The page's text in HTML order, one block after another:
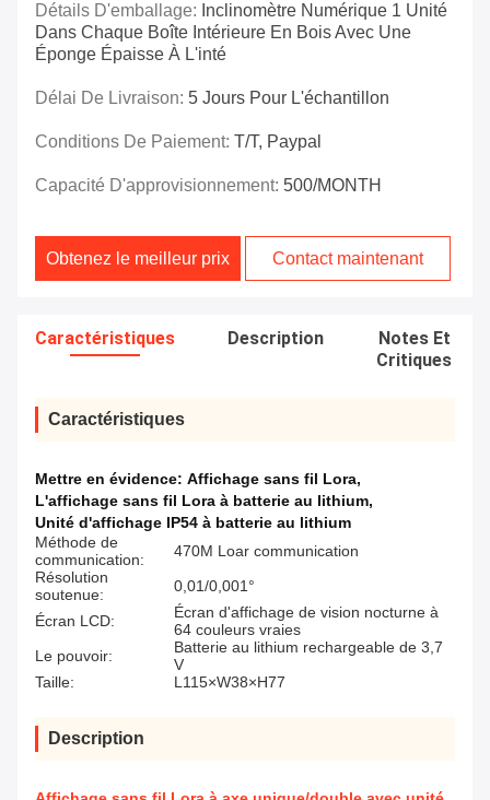
Détails D'emballage: Inclinomètre Numérique 1 Unité
Dans Chaque Boîte Intérieure En Bois Avec Une
Éponge Épaisse À L'inté
Délai De Livraison: 5 Jours Pour L'échantillon
Conditions De Paiement: T/T, Paypal
Capacité D'approvisionnement: 500/MONTH
Obtenez le meilleur prix Contact maintenant
Caractéristiques Description
Notes Et
Critiques
Caractéristiques
Mettre en évidence: Affichage sans fil Lora,
L'affichage sans fil Lora à batterie au lithium,
Unité d'affichage IP54 à batterie au lithium
Méthode de
communication:
470M Loar communication
Résolution
soutenue:
0,01/0,001°
Écran LCD:
Écran d'affichage de vision nocturne à
64 couleurs vraies
Le pouvoir:
Batterie au lithium rechargeable de 3,7
V
Taille:
L115×W38×H77
Description